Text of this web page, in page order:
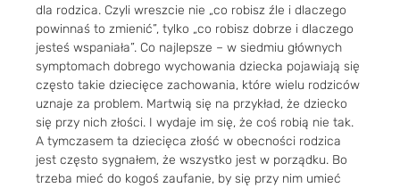
dla rodzica. Czyli wreszcie nie „co robisz źle i dlaczego
powinnaś to zmienić”, tylko „co robisz dobrze i dlaczego
jesteś wspaniała”. Co najlepsze – w siedmiu głównych
symptomach dobrego wychowania dziecka pojawiają się
często takie dziecięce zachowania, które wielu rodziców
uznaje za problem. Martwią się na przykład, że dziecko
się przy nich złości. I wydaje im się, że coś robią nie tak.
A tymczasem ta dziecięca złość w obecności rodzica
jest często sygnałem, że wszystko jest w porządku. Bo
trzeba mieć do kogoś zaufanie, by się przy nim umieć